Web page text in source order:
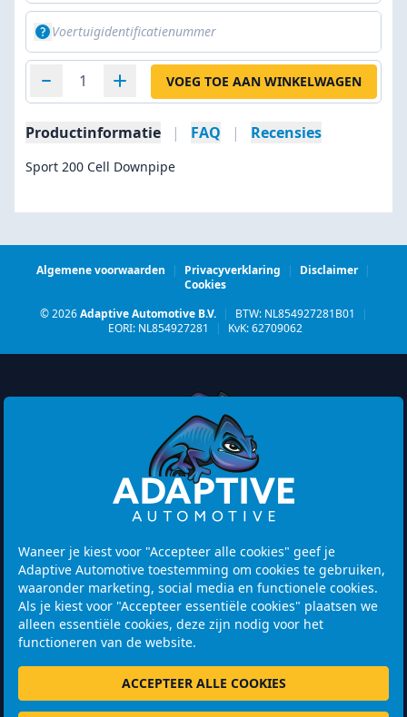
Waneer je kiest voor "Accepteer alle cookies" geef je
Adaptive Automotive toestemming om cookies te gebruiken,
waaronder marketing, social media en functionele cookies.
Als je kiest voor "Accepteer essentiële cookies" plaatsen we
alleen essentiële cookies, deze zijn nodig voor het
functioneren van de website.
ACCEPTEER ALLE COOKIES
VOEG TOE AAN WINKELWAGEN
Productinformatie | FAQ | Recensies
Sport 200 Cell Downpipe
Algemene voorwaarden | Privacyverklaring | Disclaimer |
Cookies
© 2026Adaptive Automotive B.V. | BTW: NL854927281B01
|
EORI: NL854927281
| KvK: 62709062
Watermolen 29
6229 PM MAASTRICHT
Openingstijden:
Let op! Bezoek is alleen mogelijk na het maken van een
afspraak.
+31 46 202 1131